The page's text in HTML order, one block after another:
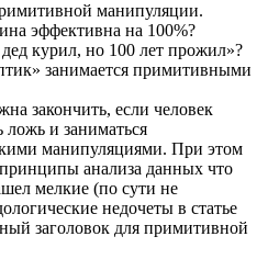
манипуляции.
эффективна на 100%?
курил, но 100 лет прожил»?
занимается примитивными
закончить, если человек
ложь и заниматься
манипуляциями. При этом
анализа данных что
мелкие (по сути не
недочеты в статье
заголовок для примитивной